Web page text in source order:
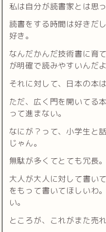
私は自分が読書家とは思
読書をする時間は好きだ
好き。
なんだかんだ技術書に育
が明確で読みやすいんだよ
それに対して、日本の本
ただ、広く門を開いてる
って進まない。
なにが？って、小学生と
じゃん。
無駄が多くてとても冗長。
大人が大人に対して書い
をもって書いてほしいわ
い。
ところが、これがまた売